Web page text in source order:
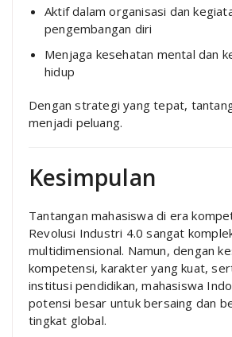
Aktif dalam organisasi dan
pengembangan diri
Menjaga kesehatan mental dan
hidup
Dengan strategi yang tepat,
menjadi peluang.
Kesimpulan
Tantangan mahasiswa di era
Revolusi Industri 4.0 sangat
multidimensional. Namun, dengan
kompetensi, karakter yang kuat,
institusi pendidikan, mahasiswa
potensi besar untuk bersaing dan
tingkat global.